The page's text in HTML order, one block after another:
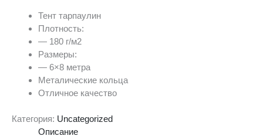
Тент тарпаулин
Плотность:
— 180 г/м2
Размеры:
— 6×8 метра
Металические кольца
Отличное качество
Категория: Uncategorized
Описание